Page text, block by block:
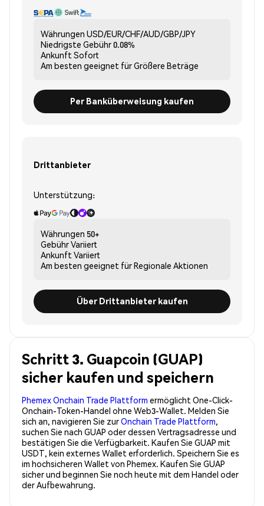
Währungen USD/EUR/CHF/AUD/GBP/JPY
Niedrigste Gebühr0.08%
Ankunft Sofort
Am besten geeignet fürGrößere Beträge
Per Banküberweisung kaufen
Drittanbieter
Unterstützung:
Währungen 50+
GebührVariiert
Ankunft Variiert
Am besten geeignet fürRegionale Aktionen
Über Drittanbieter kaufen
Schritt 3. Guapcoin (GUAP)
sicher kaufen und speichern
Phemex Onchain Trade Plattform ermöglicht One-Click-
Onchain-Token-Handel ohne Web3-Wallet. Melden Sie
sich an, navigieren Sie zurOnchain Trade Plattform,
suchen Sie nach GUAP oder dessen Vertragsadresse und
bestätigen Sie die Verfügbarkeit. Kaufen Sie GUAP mit
USDT, kein externes Wallet erforderlich. Speichern Sie es
im hochsicheren Wallet von Phemex. Kaufen Sie GUAP
sicher und beginnen Sie noch heute mit dem Handel oder
der Aufbewahrung.